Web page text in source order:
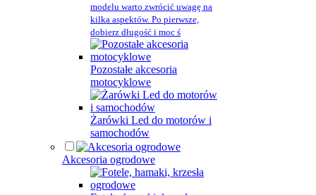
modelu warto zwrócić uwagę na
kilka aspektów. Po pierwsze,
dobierz długość i moc ś
Pozostałe akcesoria
motocyklowe
Żarówki Led do motorów i
samochodów
Akcesoria ogrodowe